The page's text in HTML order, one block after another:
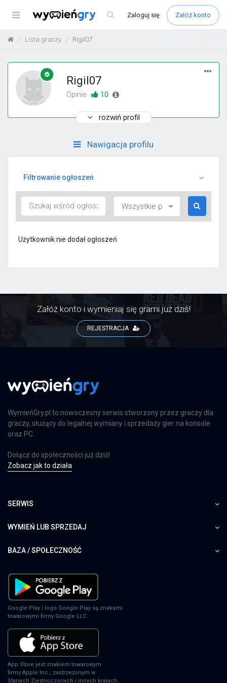
Menu Zaloguj się Załóż konto
Lista graczy Rigil07
Rigil07
Opinie 10
rozwiń profil
Nawigacja profilu
Filtrowanie ogłoszeń
Użytkownik nie dodał ogłoszeń
Załóż konto i wymieniaj się grami już dziś!
REJESTRACJA
WymieńGry.pl to nowoczesny serwis stworzony przez graczy dla
graczy, służący do legalnej wymiany i sprzedaży gier na konsole
oraz PC.
Dołącz do społeczności już dziś!
Zobacz jak to działa
SERWIS
WYMIEŃ LUB SPRZEDAJ
BAZA / SPOŁECZNOŚĆ
Google Play i logo Google Play są znakami
towarowymi firmy Google LLC.
App Store jest znakiem towarowym
firmy Apple Inc., zastrzeżonym w
Stanach Zjednoczonych i innych krajach.